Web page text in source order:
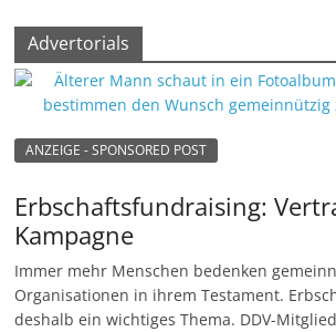
p
n
d
e
n
V
e
Advertorials
ANZEIGE - SPONSORED POST
Erbschaftsfundraising:
Kampagne
Immer mehr Menschen bedenken
Organisationen in ihrem Testament.
deshalb ein wichtiges Thema. DDV-